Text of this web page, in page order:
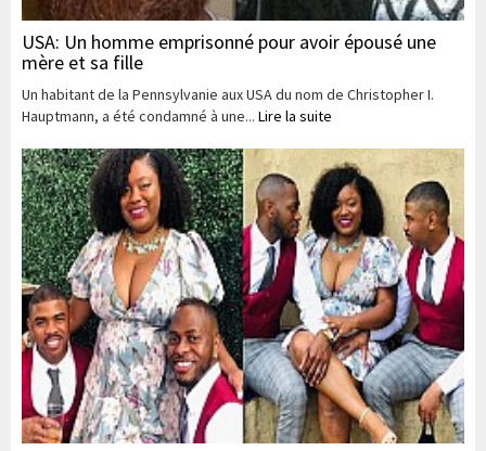
USA: Un homme emprisonné pour avoir épousé une
mère et sa fille
Un habitant de la Pennsylvanie aux USA du nom de Christopher I.
Hauptmann, a été condamné à une... Lire la suite